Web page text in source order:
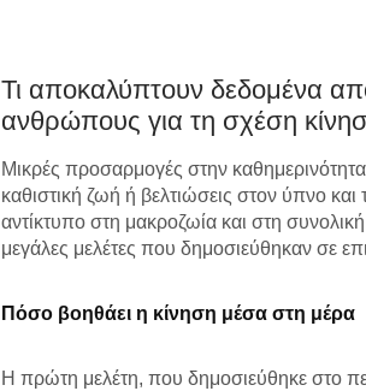
Τι αποκαλύπτουν δεδομένα
ανθρώπους για τη σχέση
Μικρές προσαρμογές στην
καθιστική ζωή ή βελτιώσεις στον ύπνο
αντίκτυπο στη μακροζωία και στη
μεγάλες μελέτες που δημοσιεύθηκαν σε
Πόσο βοηθάει η κίνηση μέσα στη μέρα
Η πρώτη μελέτη, που δημοσιεύθηκε στο